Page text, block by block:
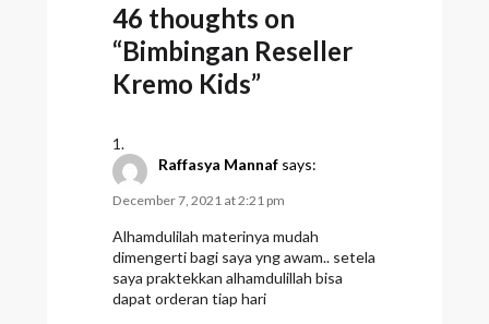
46 thoughts on
“Bimbingan Reseller
Kremo Kids”
Raffasya Mannaf says:
December 7, 2021 at 2:21 pm
Alhamdulilah materinya mudah
dimengerti bagi saya yng awam.. setela
saya praktekkan alhamdulillah bisa
dapat orderan tiap hari